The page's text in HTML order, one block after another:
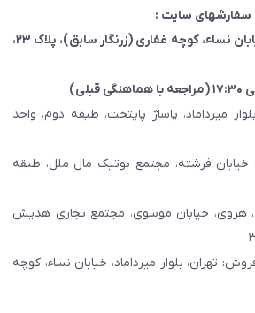
سایت :
نساء، کوچه غفاری (زرنگار سابق)
، پلاک ۲۳،
میرداماد، پاساژ پایتخت، طبقه دوم، واحد
خیابان فرشته، مجتمع بوتیک مال ملل، طبقه
هروی، خیابان موسوی، مجتمع تجاری هدیش
تهران، بلوار میرداماد، خیابان نساء، کوچه